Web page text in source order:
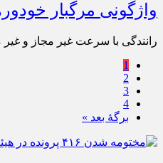
واژگونی مرگبار
رانندگی با سرعت غیر مجاز و
1
2
3
4
برگهٔ بعد »